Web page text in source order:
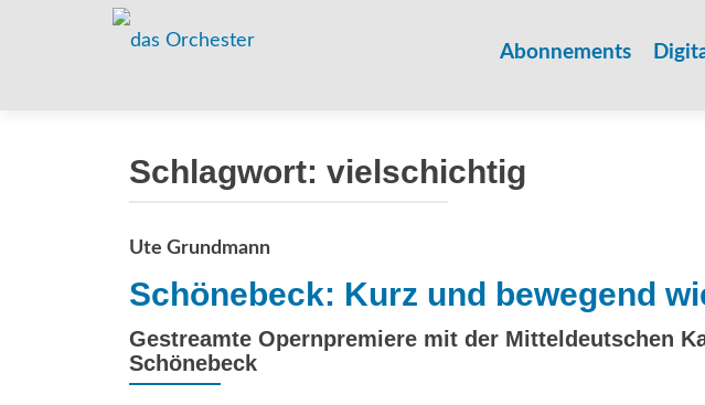
Abonnements
Schlagwort: vielschichtig
Ute Grundmann
Schönebeck: Kurz und bewegend
Gestreamte Opernpremiere mit der Mitteldeutschen
Schönebeck